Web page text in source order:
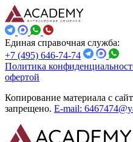
Единая справочная служба:
+7 (495) 646-74-74
Политика
офертой
Копирование материала с
запрещено. E-mail: